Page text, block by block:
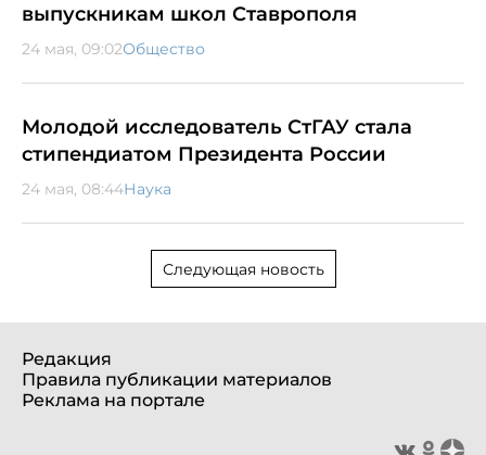
выпускникам школ Ставрополя
24 мая, 09:02Общество
Молодой исследователь СтГАУ стала
стипендиатом Президента России
24 мая, 08:44Наука
Следующая новость
Редакция
Правила публикации материалов
Реклама на портале